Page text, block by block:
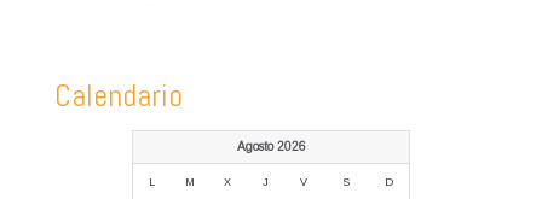
Calendario
Agosto 2026
L M X J V S D